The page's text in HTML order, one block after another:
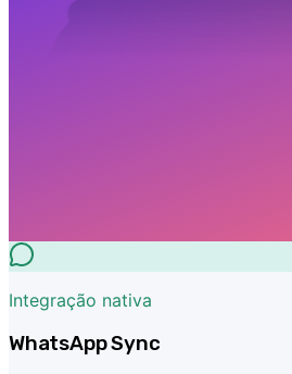
Integração nativa
WhatsApp Sync